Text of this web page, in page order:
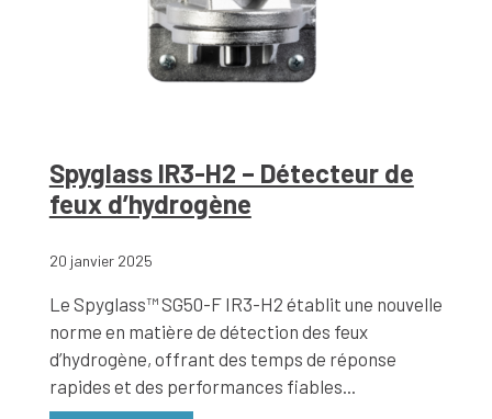
Spyglass IR3-H2 – Détecteur de
feux d’hydrogène
20 janvier 2025
Le Spyglass™ SG50-F IR3-H2 établit une nouvelle
norme en matière de détection des feux
d’hydrogène, offrant des temps de réponse
rapides et des performances fiables...